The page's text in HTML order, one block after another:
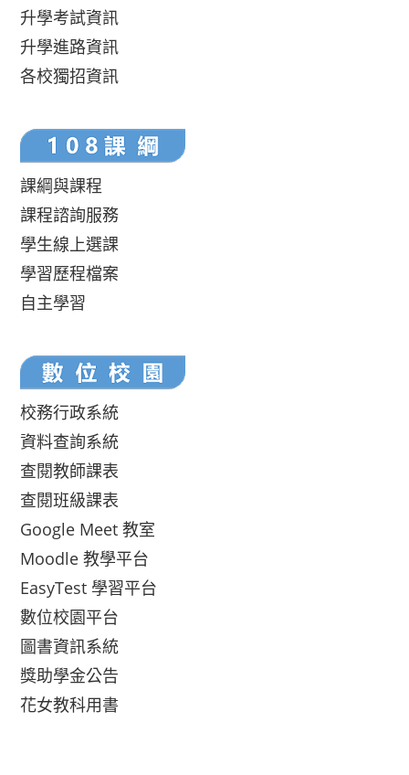
升學考試資訊
升學進路資訊
各校獨招資訊
課綱與課程
課程諮詢服務
學生線上選課
學習歷程檔案
自主學習
校務行政系統
資料查詢系統
查閱教師課表
查閱班級課表
Google Meet 教室
Moodle 教學平台
EasyTest 學習平台
數位校園平台
圖書資訊系統
獎助學金公告
花女教科用書